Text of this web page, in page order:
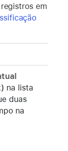
em
na lista
duas
na